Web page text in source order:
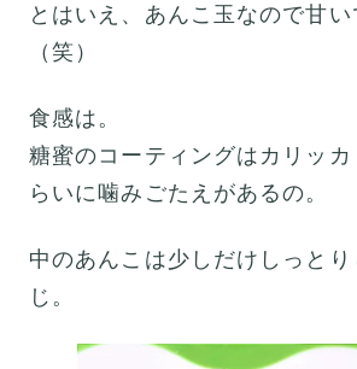
とはいえ、あんこ玉なので甘
（笑）
食感は。
糖蜜のコーティングはカリッカ
らいに噛みごたえがあるの。
中のあんこは少しだけしっと
じ。